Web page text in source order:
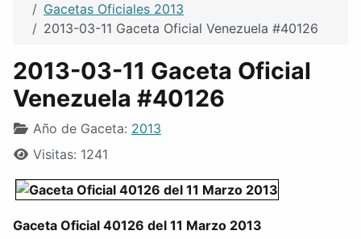
Gacetas Oficiales 2013
2013-03-11 Gaceta Oficial Venezuela #40126
2013-03-11 Gaceta Oficial
Venezuela #40126
Año de Gaceta: 2013
Visitas: 1241
Gaceta Oficial 40126 del 11 Marzo 2013